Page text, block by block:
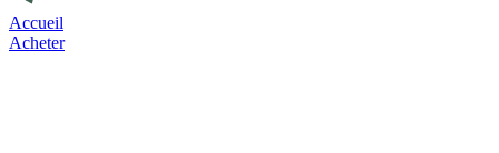
Accueil
Acheter